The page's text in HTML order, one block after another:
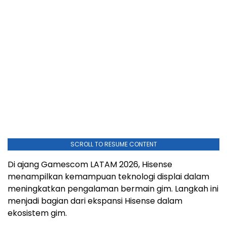
SCROLL TO RESUME CONTENT
Di ajang Gamescom LATAM 2026, Hisense
menampilkan kemampuan teknologi displai dalam
meningkatkan pengalaman bermain gim. Langkah ini
menjadi bagian dari ekspansi Hisense dalam
ekosistem gim.